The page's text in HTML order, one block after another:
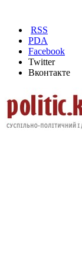
RSS
PDA
Facebook
Twitter
Вконтакте